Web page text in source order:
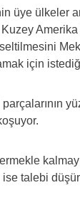
ülkeler
Amerika
için
ise talebi